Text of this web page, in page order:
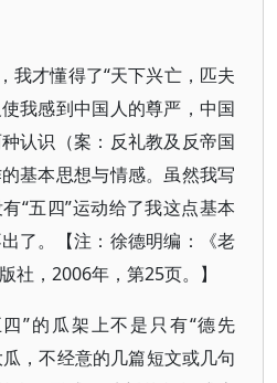
我才懂得了“天下兴亡，匹夫
我感到中国人的尊严，中国
认识（案：反礼教及反帝国
基本思想与情感。虽然我写
“五四”运动给了我这点基本
了。【注：徐德明编：《老
社，2006年，第25页。】
”的瓜架上不是只有“德先
，不经意的几篇短文或几句